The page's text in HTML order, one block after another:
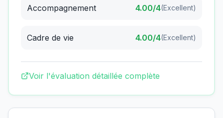
Accompagnement 4.00/4(Excellent)
Cadre de vie 4.00/4(Excellent)
Voir l'évaluation détaillée complète